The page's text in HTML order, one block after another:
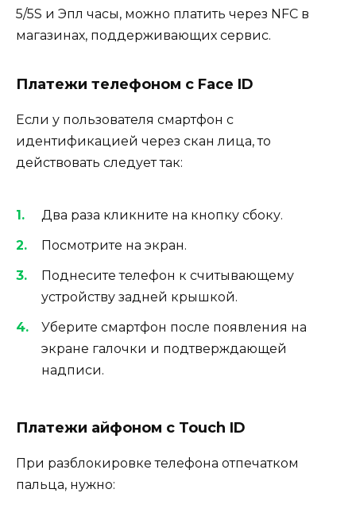
5/5S и Эпл часы, можно платить через NFC в
магазинах, поддерживающих сервис.
Платежи телефоном с Face ID
Если у пользователя смартфон с
идентификацией через скан лица, то
действовать следует так:
Два раза кликните на кнопку сбоку.
Посмотрите на экран.
Поднесите телефон к считывающему
устройству задней крышкой.
Уберите смартфон после появления на
экране галочки и подтверждающей
надписи.
Платежи айфоном с Touch ID
При разблокировке телефона отпечатком
пальца, нужно: